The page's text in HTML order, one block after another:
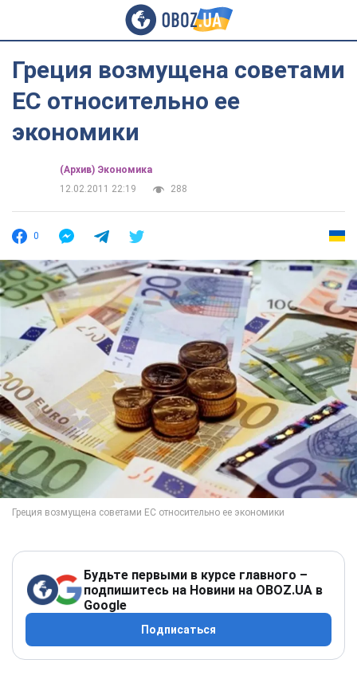
Греция возмущена советами
ЕС относительно ее
экономики
(Архив) Экономика
12.02.2011 22:19
288
0
Будьте первыми в курсе главного –
подпишитесь на Новини на OBOZ.UA в
Google
Подписаться